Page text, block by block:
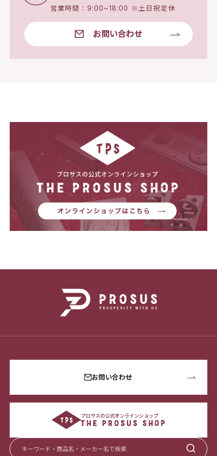
営業時間：9:00~18:00 ※土日祝定休
お問い合わせ
お問い合わせ
プロサスの公式オンラインショップ